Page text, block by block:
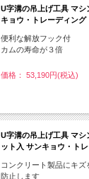
U字溝の吊上げ工具 マ
キョウ・トレーディング
便利な解放フック付
カムの寿命が３倍
価格： 53,190円(税込)
U字溝の吊上げ工具 マ
ット入 サンキョウ・ト
コンクリート製品にキ
防止します